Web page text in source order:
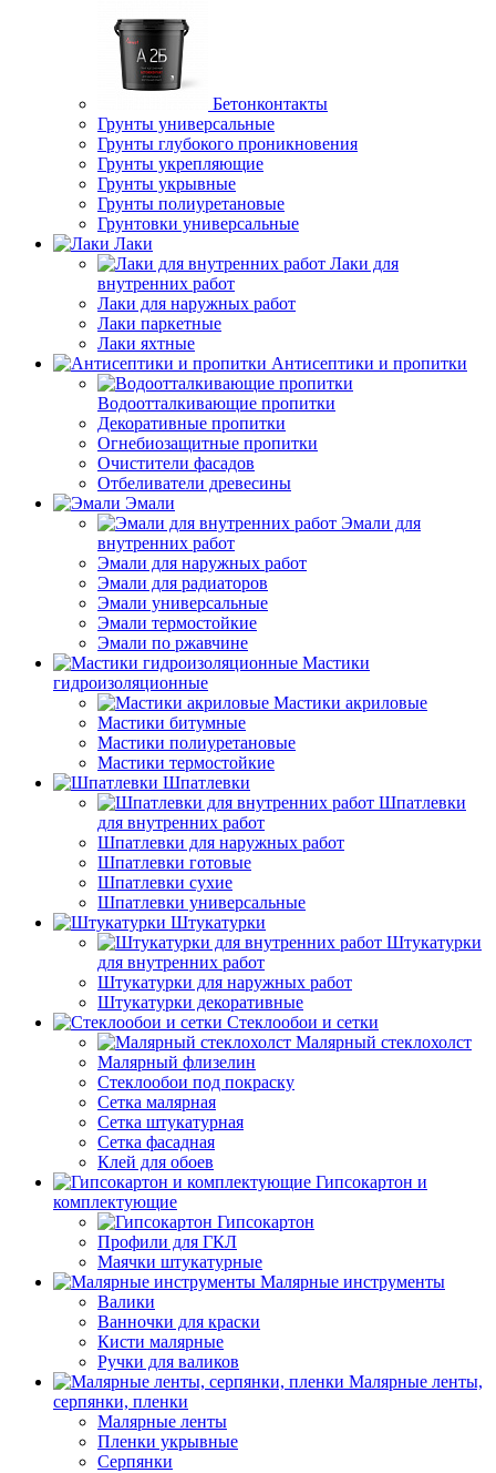
Бетонконтакты
Грунты универсальные
Грунты глубокого проникновения
Грунты укрепляющие
Грунты укрывные
Грунты полиуретановые
Грунтовки универсальные
Лаки
Лаки для
внутренних работ
Лаки для наружных работ
Лаки паркетные
Лаки яхтные
Антисептики и пропитки
Водоотталкивающие пропитки
Декоративные пропитки
Огнебиозащитные пропитки
Очистители фасадов
Отбеливатели древесины
Эмали
Эмали для
внутренних работ
Эмали для наружных работ
Эмали для радиаторов
Эмали универсальные
Эмали термостойкие
Эмали по ржавчине
Мастики
гидроизоляционные
Мастики акриловые
Мастики битумные
Мастики полиуретановые
Мастики термостойкие
Шпатлевки
Шпатлевки
для внутренних работ
Шпатлевки для наружных работ
Шпатлевки готовые
Шпатлевки сухие
Шпатлевки универсальные
Штукатурки
Штукатурки
для внутренних работ
Штукатурки для наружных работ
Штукатурки декоративные
Стеклообои и сетки
Малярный стеклохолст
Малярный флизелин
Стеклообои под покраску
Сетка малярная
Сетка штукатурная
Сетка фасадная
Клей для обоев
Гипсокартон и
комплектующие
Гипсокартон
Профили для ГКЛ
Маячки штукатурные
Малярные инструменты
Валики
Ванночки для краски
Кисти малярные
Ручки для валиков
Малярные ленты,
серпянки, пленки
Малярные ленты
Пленки укрывные
Серпянки